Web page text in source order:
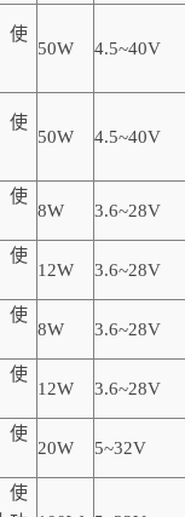
使
50W 4.5~40V
使
50W 4.5~40V
使
8W 3.6~28V
使
12W 3.6~28V
使
8W 3.6~28V
使
12W 3.6~28V
使
20W 5~32V
使